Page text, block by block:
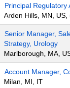
Principal Regulatory
Arden Hills, MN, US,
Senior Manager,
Strategy, Urology
Marlborough, MA,
Account Manager,
Milan, MI, IT